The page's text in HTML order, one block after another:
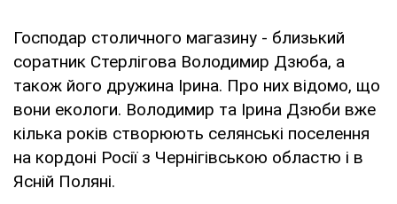
Господар столичного магазину - близький
соратник Стерлігова Володимир Дзюба, а
також його дружина Ірина. Про них відомо, що
вони екологи. Володимир та Ірина Дзюби вже
кілька років створюють селянські поселення
на кордоні Росії з Чернігівською областю і в
Ясній Поляні.